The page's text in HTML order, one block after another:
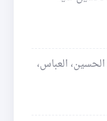
العباس،